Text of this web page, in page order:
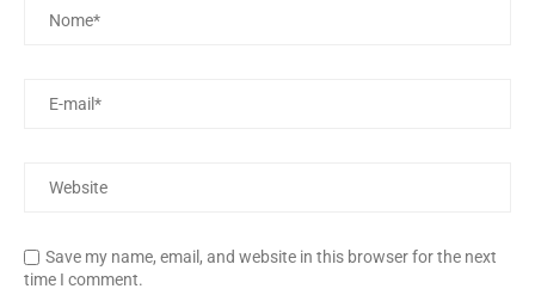
Save my name, email, and website in this browser for the next
time I comment.